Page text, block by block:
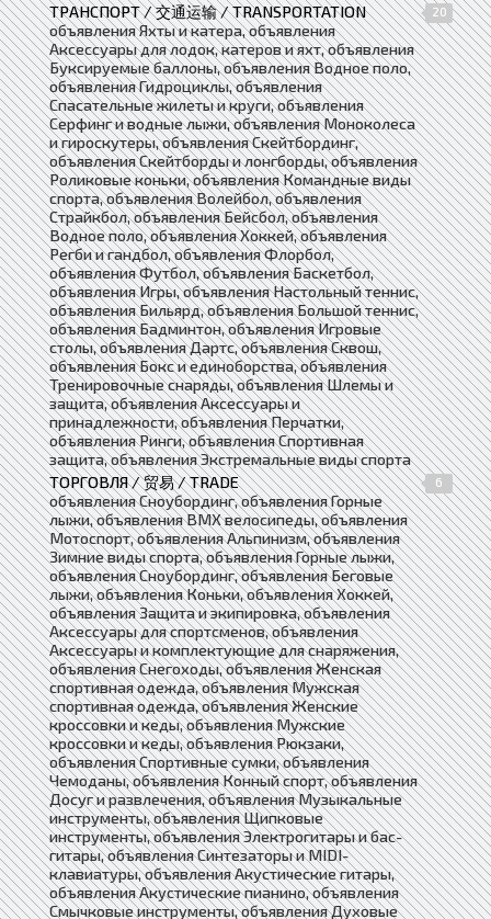
ТРАНСПОРТ / 交通运输 / TRANSPORTATION
20
объявления Яхты и катера, объявления
Аксессуары для лодок, катеров и яхт, объявления
Буксируемые баллоны, объявления Водное поло,
объявления Гидроциклы, объявления
Спасательные жилеты и круги, объявления
Серфинг и водные лыжи, объявления Моноколеса
и гироскутеры, объявления Скейтбординг,
объявления Скейтборды и лонгборды, объявления
Роликовые коньки, объявления Командные виды
спорта, объявления Волейбол, объявления
Страйкбол, объявления Бейсбол, объявления
Водное поло, объявления Хоккей, объявления
Регби и гандбол, объявления Флорбол,
объявления Футбол, объявления Баскетбол,
объявления Игры, объявления Настольный теннис,
объявления Бильярд, объявления Большой теннис,
объявления Бадминтон, объявления Игровые
столы, объявления Дартс, объявления Сквош,
объявления Бокс и единоборства, объявления
Тренировочные снаряды, объявления Шлемы и
защита, объявления Аксессуары и
принадлежности, объявления Перчатки,
объявления Ринги, объявления Спортивная
защита, объявления Экстремальные виды спорта
ТОРГОВЛЯ / 贸易 / TRADE
6
объявления Сноубординг, объявления Горные
лыжи, объявления BMX велосипеды, объявления
Мотоспорт, объявления Альпинизм, объявления
Зимние виды спорта, объявления Горные лыжи,
объявления Сноубординг, объявления Беговые
лыжи, объявления Коньки, объявления Хоккей,
объявления Защита и экипировка, объявления
Аксессуары для спортсменов, объявления
Аксессуары и комплектующие для снаряжения,
объявления Снегоходы, объявления Женская
спортивная одежда, объявления Мужская
спортивная одежда, объявления Женские
кроссовки и кеды, объявления Мужские
кроссовки и кеды, объявления Рюкзаки,
объявления Спортивные сумки, объявления
Чемоданы, объявления Конный спорт, объявления
Досуг и развлечения, объявления Музыкальные
инструменты, объявления Щипковые
инструменты, объявления Электрогитары и бас-
гитары, объявления Синтезаторы и MIDI-
клавиатуры, объявления Акустические гитары,
объявления Акустические пианино, объявления
Смычковые инструменты, объявления Духовые